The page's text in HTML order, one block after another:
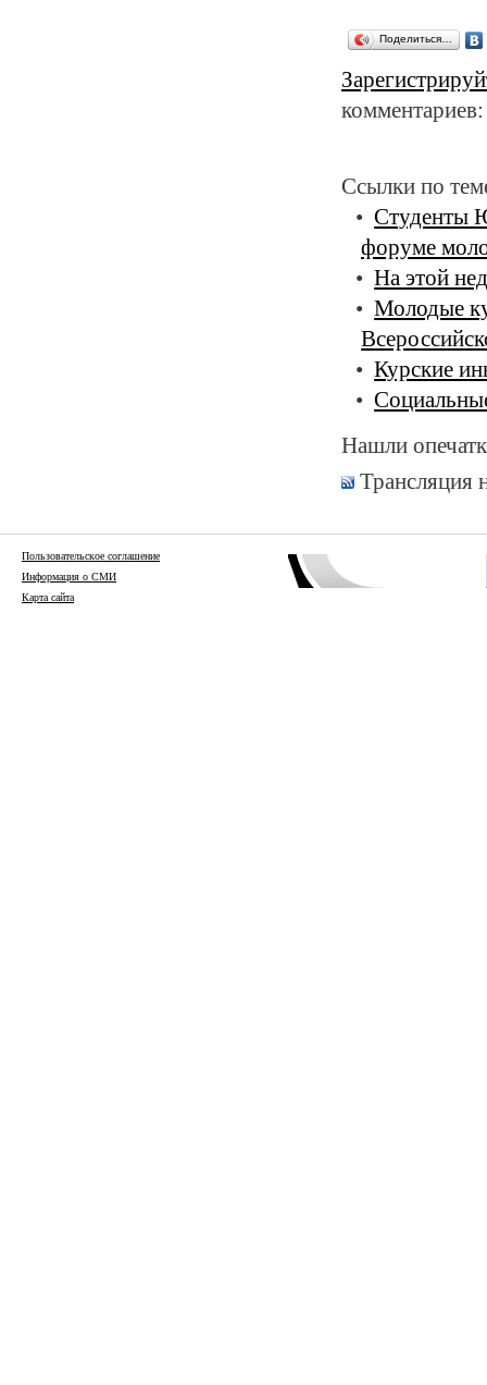
Поделиться…
Ссылки по
Студенты
форуме
На этой
Молодые
Курские
Нашли
Трансляция
Пользовательское соглашение
Информация о СМИ
Карта сайта